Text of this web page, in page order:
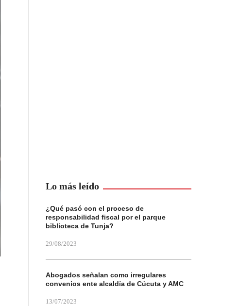
Lo más leído
¿Qué pasó con el proceso de
responsabilidad fiscal por el parque
biblioteca de Tunja?
29/08/2023
Abogados señalan como irregulares
convenios ente alcaldía de Cúcuta y AMC
13/07/2023